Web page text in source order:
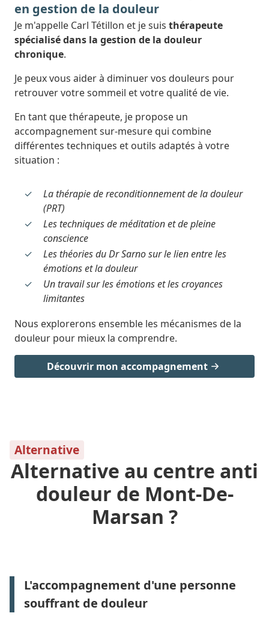
en gestion de la douleur
Je m'appelle Carl Tétillon et je suis thérapeute
spécialisé dans la gestion de la douleur
chronique.
Je peux vous aider à diminuer vos douleurs pour
retrouver votre sommeil et votre qualité de vie.
En tant que thérapeute, je propose un
accompagnement sur-mesure qui combine
différentes techniques et outils adaptés à votre
situation :
La thérapie de reconditionnement de la douleur
(PRT)
Les techniques de méditation et de pleine
conscience
Les théories du Dr Sarno sur le lien entre les
émotions et la douleur
Un travail sur les émotions et les croyances
limitantes
Nous explorerons ensemble les mécanismes de la
douleur pour mieux la comprendre.
Découvrir mon accompagnement
Alternative
Alternative au centre anti
douleur de Mont-De-
Marsan ?
L'accompagnement d'une personne
souffrant de douleur